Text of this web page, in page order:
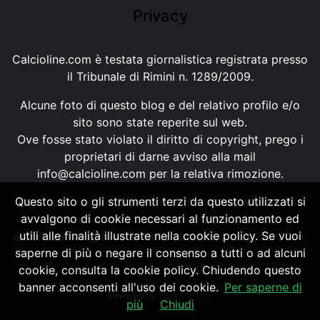
Privacy
Calcioline.com è testata giornalistica registrata presso
il Tribunale di Rimini n. 1289/2009.
Alcune foto di questo blog e del relativo profilo e/o
sito sono state reperite sul web.
Ove fosse stato violato il diritto di copyright, prego i
proprietari di darne avviso alla mail
info@calcioline.com per la relativa rimozione.
Ogni testo e foto di proprietà di Calcioline.com non
possono essere copiati o riprodotti, senza
autorizzazione, ai sensi della normativa n.29 del 2001.
Powered by SpheraHouse
Questo sito o gli strumenti terzi da questo utilizzati si
avvalgono di cookie necessari al funzionamento ed
utili alle finalità illustrate nella cookie policy. Se vuoi
saperne di più o negare il consenso a tutti o ad alcuni
cookie, consulta la cookie policy. Chiudendo questo
banner acconsenti all'uso dei cookie. Per saperne di
più
Chiudi